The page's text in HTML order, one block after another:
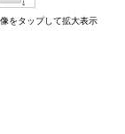
をタップして拡大表示